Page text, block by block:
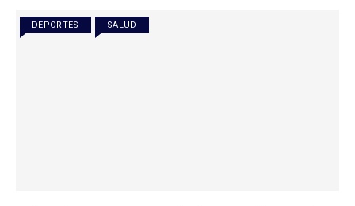
o
k
p
p
DEPORTES SALUD